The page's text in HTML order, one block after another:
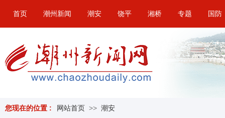
首页 潮州新闻 潮安 饶平 湘桥 专题 国防
您现在的位置 : 网站首页 >> 潮安